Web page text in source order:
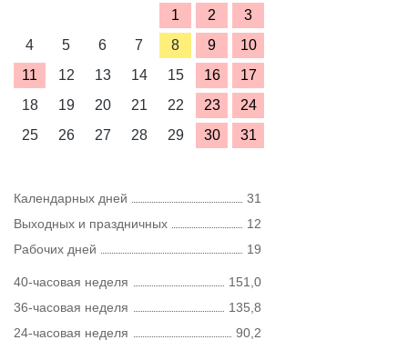
1
2
3
4
5 6 7 8 9
10
11
12 13 14 15 16
17
18
19 20 21 22 23
24
25
26 27 28 29 30 31
Календарных дней
31
Выходных и праздничных
12
Рабочих дней
19
40-часовая неделя
151,0
36-часовая неделя
135,8
24-часовая неделя
90,2